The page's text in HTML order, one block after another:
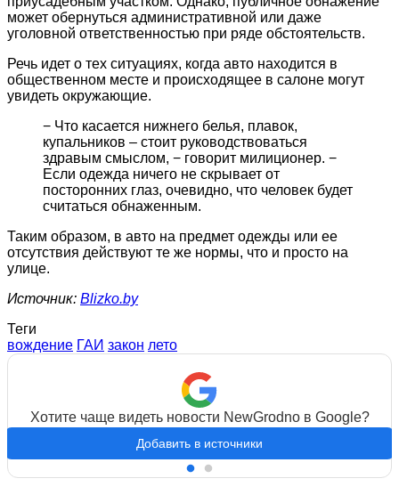
может обернуться административной или даже
уголовной ответственностью при ряде обстоятельств.
Речь идет о тех ситуациях, когда авто находится в
общественном месте и происходящее в салоне могут
увидеть окружающие.
− Что касается нижнего белья, плавок,
купальников – стоит руководствоваться
здравым смыслом, − говорит милиционер. −
Если одежда ничего не скрывает от
посторонних глаз, очевидно, что человек будет
считаться обнаженным.
Таким образом, в авто на предмет одежды или ее
отсутствия действуют те же нормы, что и просто на
улице.
Источник: Blizko.by
Теги
вождение ГАИ закон лето
Хотите чаще видеть новости NewGrodno в Google?
Добавить в источники